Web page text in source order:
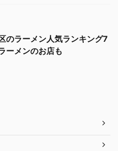
のラーメン人気ランキング7
ーメンのお店も